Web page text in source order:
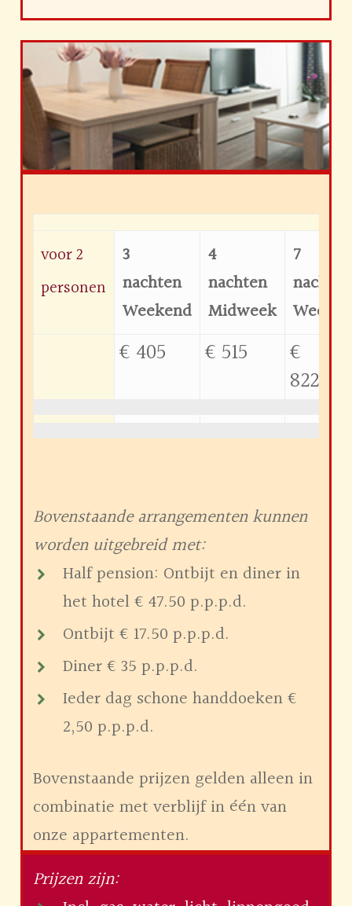
voor 2
personen
3
nachten
Weekend
4
nachten
Midweek
7
nachten
Week
€ 405 € 515
€
822.50
Bovenstaande arrangementen kunnen
worden uitgebreid met:
Half pension: Ontbijt en diner in
het hotel € 47.50 p.p.p.d.
Ontbijt € 17.50 p.p.p.d.
Diner € 35 p.p.p.d.
Ieder dag schone handdoeken €
2,50 p.p.p.d.
Bovenstaande prijzen gelden alleen in
combinatie met verblijf in één van
onze appartementen.
Prijzen zijn: